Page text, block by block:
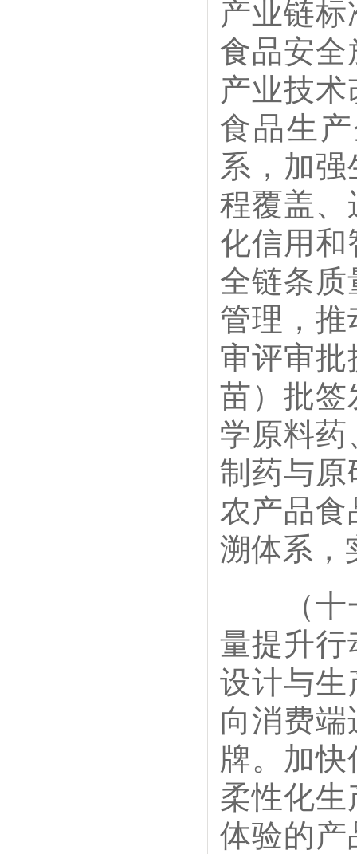
产业链
食品安
产业技
食品生
系，加
程覆盖、
化信用和
全链条
管理，
审评审
苗）批签
学原料
制药与原
农产品
溯体系，
（十一
量提升行
设计与生
向消费
牌。加
柔性化
体验的产